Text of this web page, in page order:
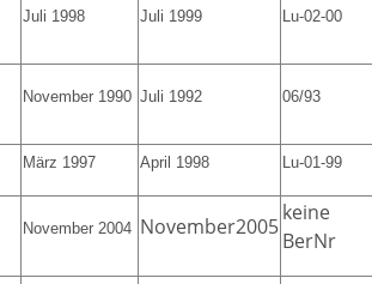
Juli 1998 Juli 1999 Lu-02-00
November 1990 Juli 1992 06/93
März 1997 April 1998 Lu-01-99
November 2004 November2005
keine
BerNr